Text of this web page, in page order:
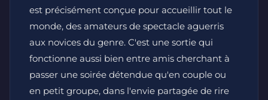
est précisément conçue pour accueillir tout le
monde, des amateurs de spectacle aguerris
aux novices du genre. C'est une sortie qui
fonctionne aussi bien entre amis cherchant à
passer une soirée détendue qu'en couple ou
en petit groupe, dans l'envie partagée de rire